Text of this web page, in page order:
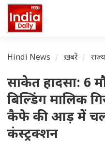
Hindi News ख़बरें राज्य
साकेत हादसा: 6
बिल्डिंग मालिक
कैफे की आड़ में चल
कंस्ट्रक्शन